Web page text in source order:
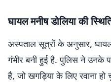
घायल मनीष डोलिया की
अस्पताल सूत्रों के अनुसार, घायल
गंभीर बनी हुई है. पुलिस ने उनके
है, जो खगड़िया के लिए रवाना